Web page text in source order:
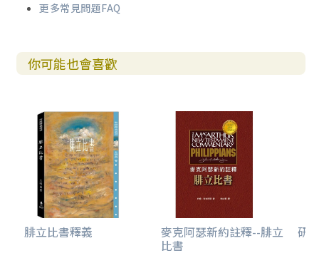
更多常見問題FAQ
你可能也會喜歡
腓立比書釋義 麥克阿瑟新約註釋--腓立
比書
研